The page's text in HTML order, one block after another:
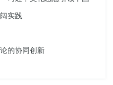
实践
的协同创新